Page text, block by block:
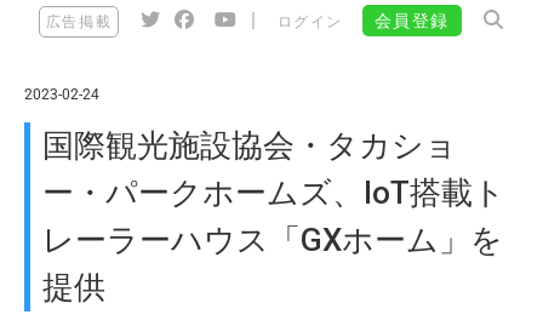
広告掲載 ログイン 会員登録
2023-02-24
国際観光施設協会・タカショ
ー・パークホームズ、IoT搭載ト
レーラーハウス「GXホーム」を
提供